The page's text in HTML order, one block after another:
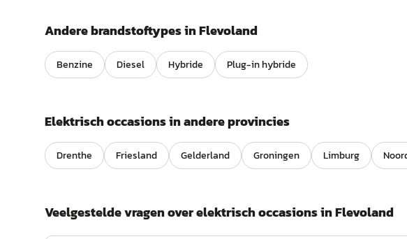
Andere brandstoftypes inFlevoland
Benzine Diesel Hybride Plug-in hybride
Elektrischoccasions in andere provincies
Drenthe Friesland Gelderland Groningen Limburg
Veelgestelde vragen overelektrischoccasions inFlevoland